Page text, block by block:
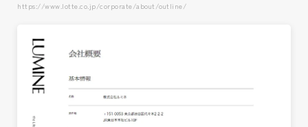
https://www.lotte.co.jp/corporate/about/outline/